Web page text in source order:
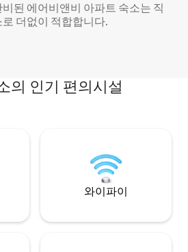
된 에어비앤비 아파트 숙소는 직
더없이 적합합니다.
의 인기 편의시설
와이파이